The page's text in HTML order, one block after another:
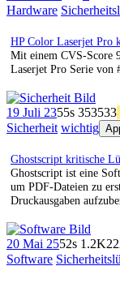
Hardware
HP Color Laserjet Pro
Mit einem CVS-Score
Laserjet Pro Serie von
19 Juli 2355s 353533
Sicherheit wichtig
Ghostscript kritische
Ghostscript ist eine
um PDF-Dateien zu
Druckausgaben
20 Mai 2552s 1.2K
Software